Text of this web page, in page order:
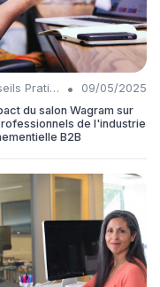
Conseils Pratiques •
09/05/2025
du salon Wagram sur
de l'industrie
B2B